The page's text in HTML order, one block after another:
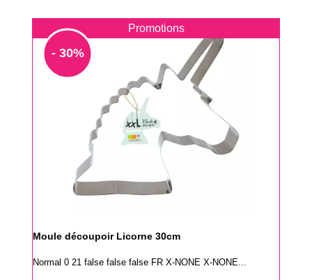
Promotions
- 30%
Moule découpoir Licorne 30cm
Normal 0 21 false false false FR X-NONE X-NONE...